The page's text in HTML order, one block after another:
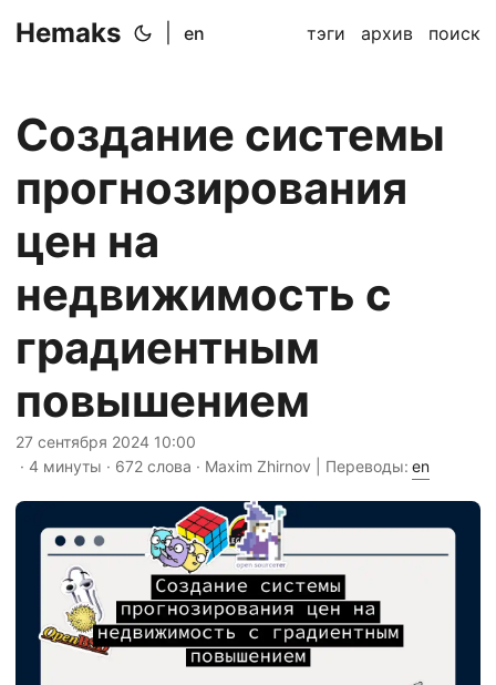
Hemaks en тэги архив поиск
Создание системы
прогнозирования
цен на
недвижимость с
градиентным
повышением
27 сентября 2024 10:00
· 4 минуты · 672 слова · Maxim Zhirnov | Переводы: en